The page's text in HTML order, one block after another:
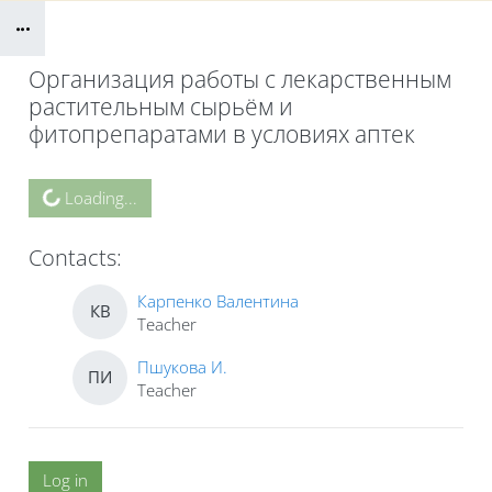
Организация работы с лекарственным
растительным сырьём и
фитопрепаратами в условиях аптек
Blocs
Loading...
Contacts:
КВ
Карпенко Валентина
Teacher
ПИ
Пшукова И.
Teacher
Log in